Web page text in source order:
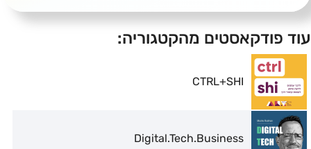
עוד פודקאסטים מהקטגוריה:
CTRL+SHI
Digital.Tech.Business